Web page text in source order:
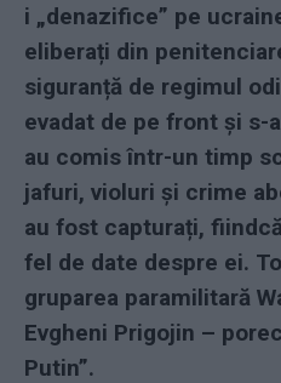
i „denazifice” pe
eliberați din
siguranță de regimul
evadat de pe front și s-
au comis într-un timp
jafuri, violuri și crime
au fost capturați,
fel de date despre ei.
gruparea paramilitară
Evgheni Prigojin –
Putin”.